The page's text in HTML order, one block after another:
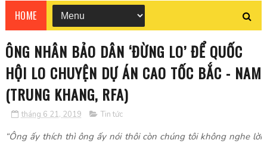
HOME
ÔNG NHÂN BẢO DÂN ‘ĐỪNG LO’ ĐỂ QUỐC
HỘI LO CHUYỆN DỰ ÁN CAO TỐC BẮC - NAM
(TRUNG KHANG, RFA)
tháng 6 21, 2019 Tin tức
“Ông ấy thích thì ông ấy nói thôi còn chúng tôi không nghe lời